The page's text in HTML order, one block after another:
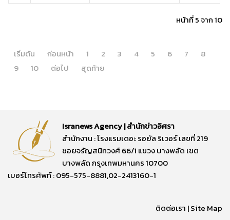
หน้าที่ 5 จาก 10
เริ่มต้น ก่อนหน้า 1 2 3 4 5 6 7
8
9
10 ต่อไป สุดท้าย
Isranews Agency | สำนักข่าวอิศรา
สำนักงาน : โรงแรมเดอะ รอยัล ริเวอร์ เลขที่ 219
ซอยจรัญสนิทวงศ์ 66/1 แขวง บางพลัด เขต
บางพลัด กรุงเทพมหานคร 10700
เบอร์โทรศัพท์ : 095-575-8881,02-2413160-1
ติดต่อเรา |Site Map